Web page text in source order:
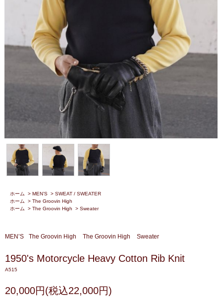
ホーム > MEN’S > SWEAT / SWEATER
ホーム
> The Groovin High
ホーム
> The Groovin High > Sweater
MEN’S The Groovin High The Groovin High Sweater
1950's Motorcycle Heavy Cotton Rib Knit
A515
20,000円(税込22,000円)